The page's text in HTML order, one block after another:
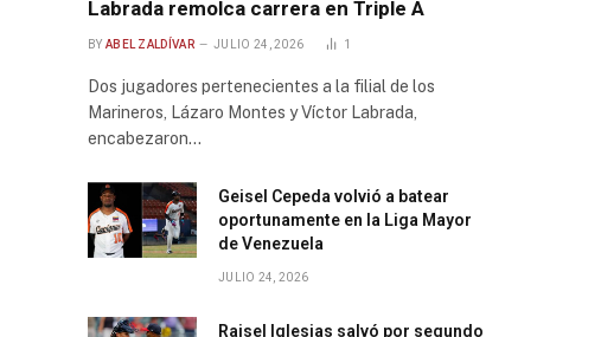
Labrada remolca carrera en Triple A
BY ABEL ZALDÍVAR JULIO 24, 2026 1
Dos jugadores pertenecientes a la filial de los
Marineros, Lázaro Montes y Víctor Labrada,
encabezaron…
Geisel Cepeda volvió a batear
oportunamente en la Liga Mayor
de Venezuela
JULIO 24, 2026
Raisel Iglesias salvó por segundo